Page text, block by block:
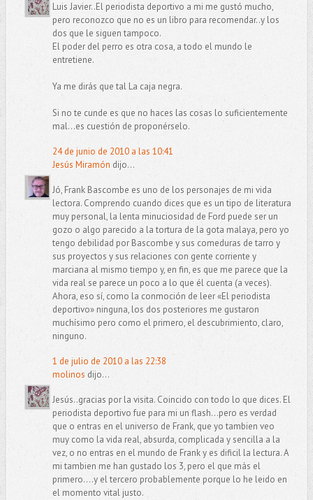
Luis Javier..El periodista deportivo a mi me gustó mucho,
pero reconozco que no es un libro para recomendar..y los
dos que le siguen tampoco.
El poder del perro es otra cosa, a todo el mundo le
entretiene.
Ya me dirás que tal La caja negra.
Si no te cunde es que no haces las cosas lo suficientemente
mal...es cuestión de proponérselo.
24 de junio de 2010 a las 10:41
Jesús Miramón dijo...
Jó, Frank Bascombe es uno de los personajes de mi vida
lectora. Comprendo cuando dices que es un tipo de literatura
muy personal, la lenta minuciosidad de Ford puede ser un
gozo o algo parecido a la tortura de la gota malaya, pero yo
tengo debilidad por Bascombe y sus comeduras de tarro y
sus proyectos y sus relaciones con gente corriente y
marciana al mismo tiempo y, en fin, es que me parece que la
vida real se parece un poco a lo que él cuenta (a veces).
Ahora, eso sí, como la conmoción de leer «El periodista
deportivo» ninguna, los dos posteriores me gustaron
muchísimo pero como el primero, el descubrimiento, claro,
ninguno.
1 de julio de 2010 a las 22:38
molinos dijo...
Jesús..gracias por la visita. Coincido con todo lo que dices. El
periodista deportivo fue para mi un flash...pero es verdad
que o entras en el universo de Frank, que yo tambien veo
muy como la vida real, absurda, complicada y sencilla a la
vez, o no entras en el mundo de Frank y es dificil la lectura. A
mi tambien me han gustado los 3, pero el que más el
primero....y el tercero probablemente porque lo he leido en
el momento vital justo.